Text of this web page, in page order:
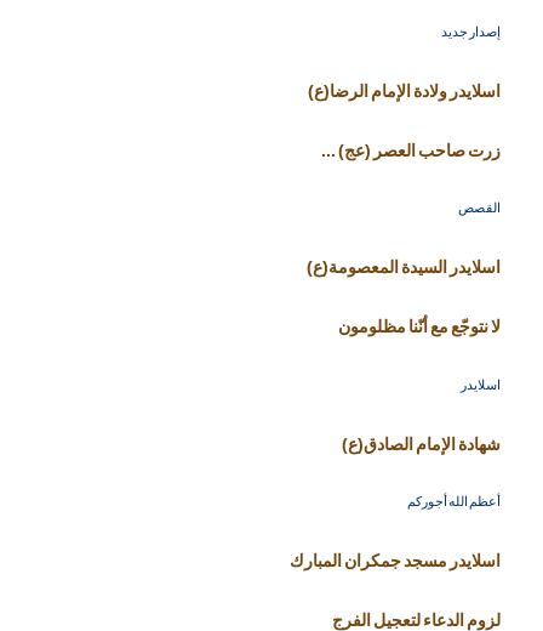
إصدار جديد
اسلايدر ولادة الإمام الرضا(ع)
زرت صاحب العصر (عج) ...
القصص
اسلايدر السيدة المعصومة(ع)
لا نتوجّع مع أنّنا مظلومون
اسلايدر
شهادة الإمام الصادق(ع)
أعظم الله أجوركم
اسلايدر مسجد جمكران المبارك
لزوم الدعاء لتعجيل الفرج